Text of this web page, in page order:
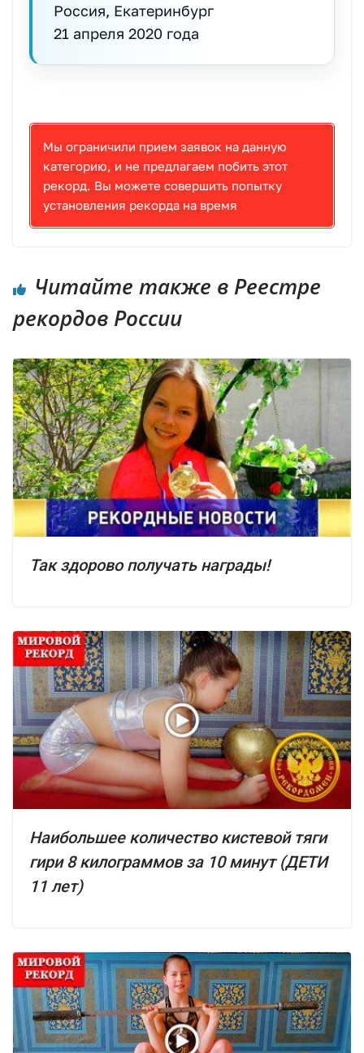
Россия, Екатеринбург
21 апреля 2020 года
Мы ограничили прием заявок на данную
категорию, и не предлагаем побить этот
рекорд. Вы можете совершить попытку
установления рекорда на время
Читайте также в Реестре
рекордов России
Так здорово получать награды!
Наибольшее количество кистевой тяги
гири 8 килограммов за 10 минут (ДЕТИ
11 лет)